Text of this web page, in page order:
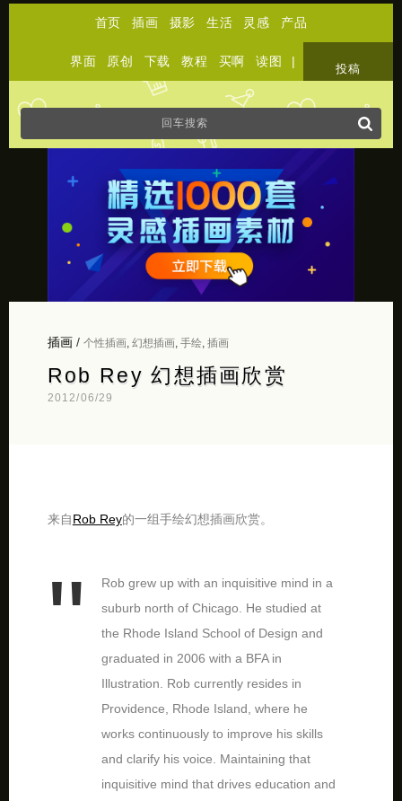
首页 插画 摄影 生活 灵感 产品
界面 原创 下载 教程 买啊 读图 |
投稿
插画/ 个性插画, 幻想插画, 手绘, 插画
Rob Rey 幻想插画欣赏
2012/06/29
来自Rob Rey的一组手绘幻想插画欣赏。
Rob grew up with an inquisitive mind in a
suburb north of Chicago. He studied at
the Rhode Island School of Design and
graduated in 2006 with a BFA in
Illustration. Rob currently resides in
Providence, Rhode Island, where he
works continuously to improve his skills
and clarify his voice. Maintaining that
inquisitive mind that drives education and